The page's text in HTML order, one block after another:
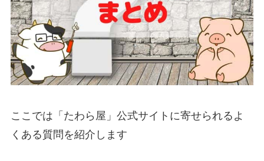
ここでは「たわら屋」公式サイトに寄せられるよ
くある質問を紹介します